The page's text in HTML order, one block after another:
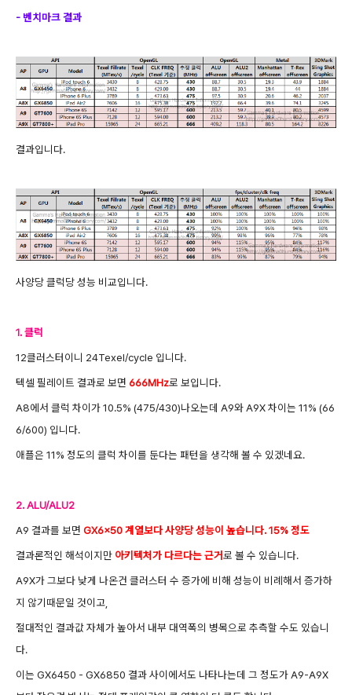
- 벤치마크 결과
결과입니다.
사양당 클럭당 성능 비교입니다.
1. 클럭
12클러스터이니 24Texel/cycle 입니다.
텍셀 필레이트 결과로 보면 666MHz로 보입니다.
A8에서 클럭 차이가 10.5% (475/430)나오는데 A9와 A9X 차이는 11% (66
6/600) 입니다.
애플은 11% 정도의 클럭 차이를 둔다는 패턴을 생각해 볼 수 있겠네요.
2. ALU/ALU2
A9 결과를 보면 GX6x50 계열보다 사양당 성능이 높습니다. 15% 정도
결과론적인 해석이지만 아키텍처가 다르다는 근거로 볼 수 있습니다.
A9X가 그보다 낮게 나온건 클러스터 수 증가에 비해 성능이 비례해서 증가하
지 않기때문일 것이고,
절대적인 결과값 자체가 높아서 내부 대역폭의 병목으로 추측할 수도 있습니
다.
이는 GX6450 - GX6850 결과 사이에서도 나타나는데 그 정도가 A9-A9X